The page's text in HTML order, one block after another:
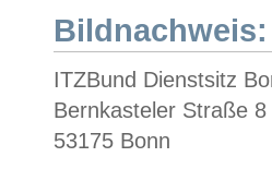
Bildnachweis:
ITZBund Dienstsitz
Bernkasteler Straße 8
53175 Bonn